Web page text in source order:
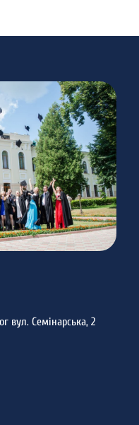
вул. Семінарська, 2